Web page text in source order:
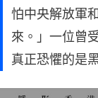
怕中央解放軍
來。」一位曾
真正恐懼的是